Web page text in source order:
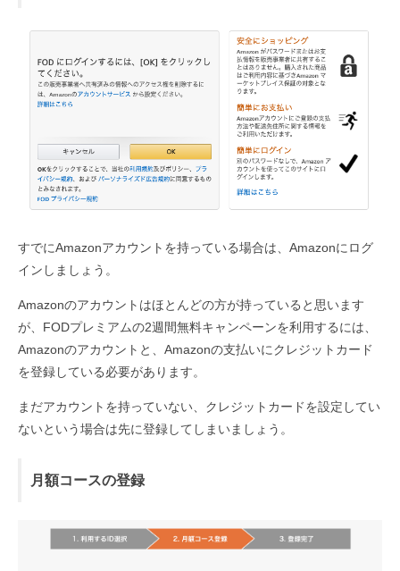
すでにAmazonアカウントを持っている場合は、Amazonにログ
インしましょう。
Amazonのアカウントはほとんどの方が持っていると思います
が、FODプレミアムの2週間無料キャンペーンを利用するには、
Amazonのアカウントと、Amazonの支払いにクレジットカード
を登録している必要があります。
まだアカウントを持っていない、クレジットカードを設定してい
ないという場合は先に登録してしまいましょう。
月額コースの登録